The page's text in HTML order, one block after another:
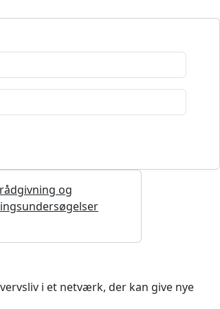
og
i et netværk, der kan give nye